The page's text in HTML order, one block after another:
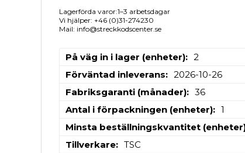
Lagerförda varor:1–3 arbetsdagar
Vi hjälper: +46 (0)31-274230
Mail: info@streckkodscenter.se
På väg in i lager (enheter)
2
Förväntad inleverans
2026-10-26
Fabriksgaranti (månader)
36
Antal i förpackningen (enheter)
1
Minsta beställningskvantitet
Tillverkare
TSC